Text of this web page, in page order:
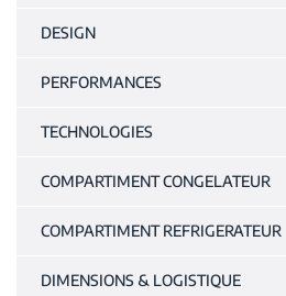
DESIGN
PERFORMANCES
TECHNOLOGIES
COMPARTIMENT CONGELATEUR
COMPARTIMENT REFRIGERATEUR
DIMENSIONS & LOGISTIQUE